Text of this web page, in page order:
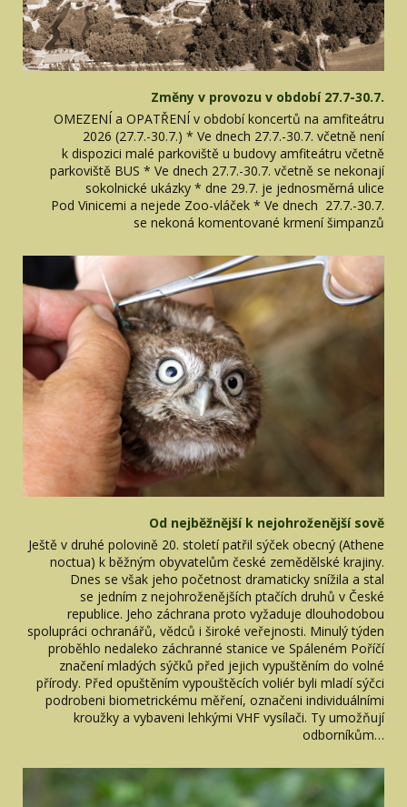
Změny v provozu v období 27.7-30.7.
OMEZENÍ a OPATŘENÍ v období koncertů na amfiteátru
2026 (27.7.-30.7.) * Ve dnech 27.7.-30.7. včetně není
k dispozici malé parkoviště u budovy amfiteátru včetně
parkoviště BUS * Ve dnech 27.7.-30.7. včetně se nekonají
sokolnické ukázky * dne 29.7. je jednosměrná ulice
Pod Vinicemi a nejede Zoo-vláček * Ve dnech 27.7.-30.7.
se nekoná komentované krmení šimpanzů
Od nejběžnější k nejohroženější sově
Ještě v druhé polovině 20. století patřil sýček obecný (Athene
noctua) k běžným obyvatelům české zemědělské krajiny.
Dnes se však jeho početnost dramaticky snížila a stal
se jedním z nejohroženějších ptačích druhů v České
republice. Jeho záchrana proto vyžaduje dlouhodobou
spolupráci ochranářů, vědců i široké veřejnosti. Minulý týden
proběhlo nedaleko záchranné stanice ve Spáleném Poříčí
značení mladých sýčků před jejich vypuštěním do volné
přírody. Před opuštěním vypouštěcích voliér byli mladí sýčci
podrobeni biometrickému měření, označeni individuálními
kroužky a vybaveni lehkými VHF vysílači. Ty umožňují
odborníkům…